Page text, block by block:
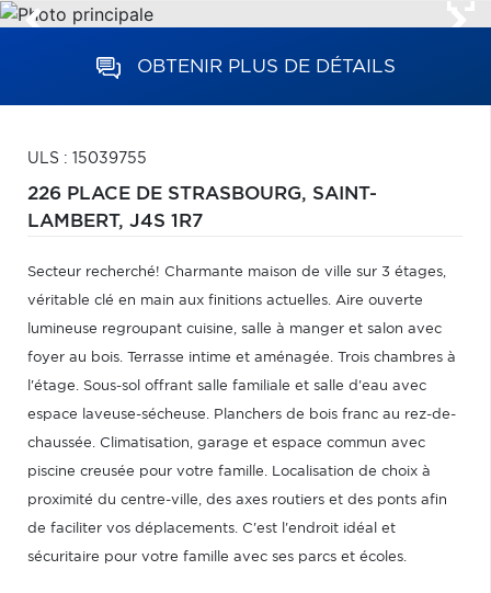
OBTENIR PLUS DE DÉTAILS
ULS : 15039755
226 PLACE DE STRASBOURG, SAINT-
LAMBERT, J4S 1R7
Secteur recherché! Charmante maison de ville sur 3 étages,
véritable clé en main aux finitions actuelles. Aire ouverte
lumineuse regroupant cuisine, salle à manger et salon avec
foyer au bois. Terrasse intime et aménagée. Trois chambres à
l'étage. Sous-sol offrant salle familiale et salle d'eau avec
espace laveuse-sécheuse. Planchers de bois franc au rez-de-
chaussée. Climatisation, garage et espace commun avec
piscine creusée pour votre famille. Localisation de choix à
proximité du centre-ville, des axes routiers et des ponts afin
de faciliter vos déplacements. C'est l'endroit idéal et
sécuritaire pour votre famille avec ses parcs et écoles.